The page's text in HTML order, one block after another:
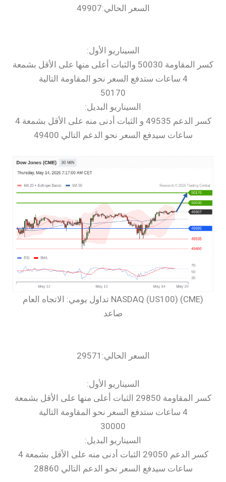
السعر الحالي:49907
السيناريو الأول:
كسر المقاومة 50030 والثبات أعلى منها على الأقل بشمعة
4 ساعات ستدفع السعر نحو المقاومة التالية
50170
السيناريو البديل:
كسر الدعم 49535 و الثبات أدنى منه على الأقل بشمعة 4
ساعات سيدفع السعر نحو الدعم التالي 49400
‏NASDAQ (US100) (CME) تداول يومي: الاتجاه العام
صاعد
السعر الحالي:29571
السيناريو الأول:
كسر المقاومة 29850 الثبات أعلى منها على الأقل بشمعة
4 ساعات ستدفع السعر نحو المقاومة التالية
30000
السيناريو البديل:
كسر الدعم 29050 الثبات أدنى منه على الأقل بشمعة 4
ساعات سيدفع السعر نحو الدعم التالي 28860